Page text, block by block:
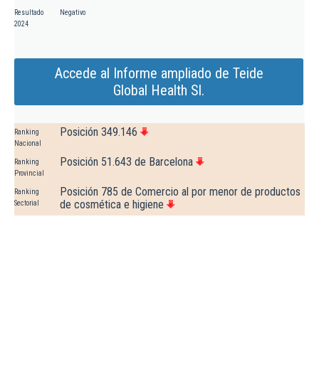
Resultado
2024
Negativo
Accede al Informe ampliado de Teide
Global Health Sl.
Ranking
Nacional
Posición 349.146
Ranking
Provincial
Posición 51.643 de Barcelona
Ranking
Sectorial
Posición 785 de Comercio al por menor de productos
de cosmética e higiene